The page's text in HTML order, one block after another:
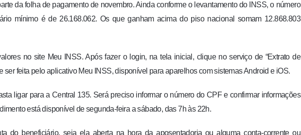
da folha de pagamento de novembro. Ainda conforme o levantamento do INSS, o número
mínimo é de 26.168.062. Os que ganham acima do piso nacional somam 12.868.803
no site Meu INSS. Após fazer o login, na tela inicial, clique no serviço de “Extrato de
ser feita pelo aplicativo Meu INSS, disponível para aparelhos com sistemas Android e iOS.
ligar para a Central 135. Será preciso informar o número do CPF e confirmar informações
está disponível de segunda-feira a sábado, das 7h às 22h.
do beneficiário, seja ela aberta na hora da aposentadoria ou alguma conta-corrente ou